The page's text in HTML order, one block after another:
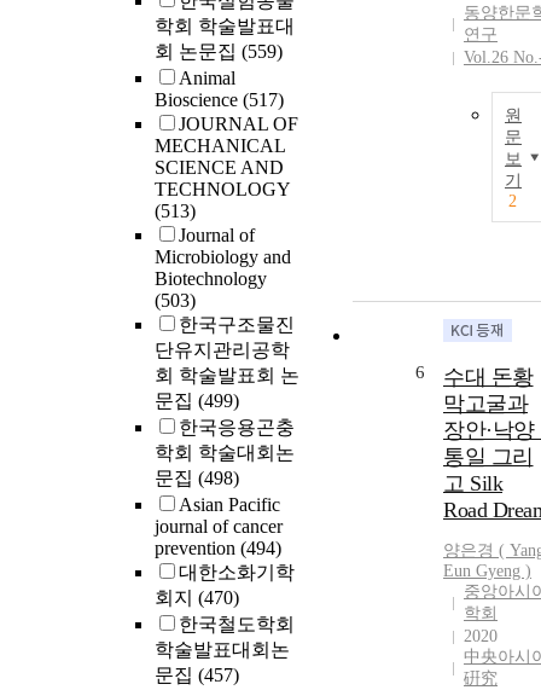
학회 학술발표대
회 논문집 (559)
Animal
Bioscience (517)
JOURNAL OF
MECHANICAL
SCIENCE AND
TECHNOLOGY
(513)
Journal of
Microbiology and
Biotechnology
(503)
한국구조물진
단유지관리공학
회 학술발표회 논
문집 (499)
한국응용곤충
학회 학술대회논
문집 (498)
Asian Pacific
journal of cancer
prevention (494)
대한소화기학
회지 (470)
한국철도학회
학술발표대회논
문집 (457)
동양한문
연구
Vol.26
원
문
보
기
2
6
수대 돈황
막고굴과
장안·낙양
통일 그리
고 Silk
Road
양은경 (
Eun Gyeng )
중앙아시
학회
2020
中央아시
硏究